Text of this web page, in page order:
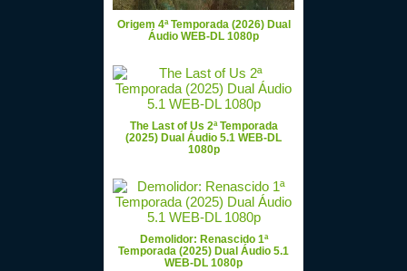
Origem 4ª Temporada (2026) Dual
Áudio WEB-DL 1080p
The Last of Us 2ª Temporada
(2025) Dual Áudio 5.1 WEB-DL
1080p
Demolidor: Renascido 1ª
Temporada (2025) Dual Áudio 5.1
WEB-DL 1080p